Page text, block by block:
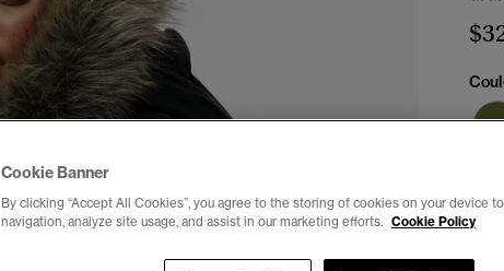
Cookie Banner
By clicking “Accept All Cookies”, you agree to the storing of cookies on your device
navigation, analyze site usage, and assist in our marketing efforts. Cookie Policy